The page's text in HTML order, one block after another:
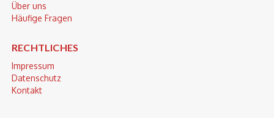
Über uns
Häufige Fragen
RECHTLICHES
Impressum
Datenschutz
Kontakt